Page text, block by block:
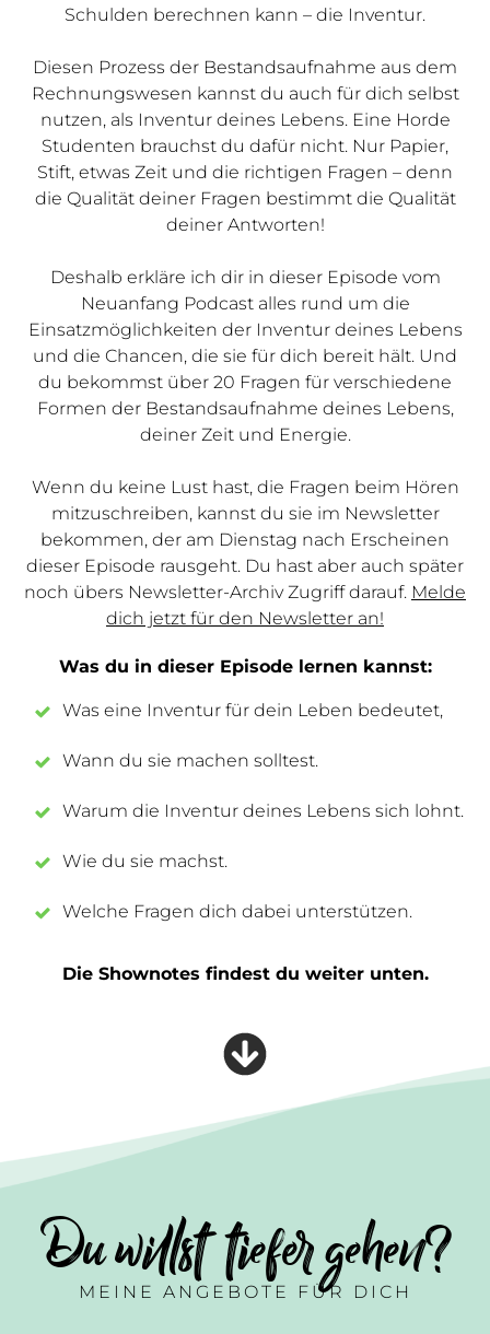
Schulden berechnen kann – die Inventur.
Diesen Prozess der Bestandsaufnahme aus dem
Rechnungswesen kannst du auch für dich selbst
nutzen, als Inventur deines Lebens. Eine Horde
Studenten brauchst du dafür nicht. Nur Papier,
Stift, etwas Zeit und die richtigen Fragen – denn
die Qualität deiner Fragen bestimmt die Qualität
deiner Antworten!
Deshalb erkläre ich dir in dieser Episode vom
Neuanfang Podcast alles rund um die
Einsatzmöglichkeiten der Inventur deines Lebens
und die Chancen, die sie für dich bereit hält. Und
du bekommst über 20 Fragen für verschiedene
Formen der Bestandsaufnahme deines Lebens,
deiner Zeit und Energie.
Wenn du keine Lust hast, die Fragen beim Hören
mitzuschreiben, kannst du sie im Newsletter
bekommen, der am Dienstag nach Erscheinen
dieser Episode rausgeht. Du hast aber auch später
noch übers Newsletter-Archiv Zugriff darauf. Melde
dich jetzt für den Newsletter an!
Was du in dieser Episode lernen kannst:
Was eine Inventur für dein Leben bedeutet,
Wann du sie machen solltest.
Warum die Inventur deines Lebens sich lohnt.
Wie du sie machst.
Welche Fragen dich dabei unterstützen.
Die Shownotes findest du weiter unten.
Du willst tiefer gehen?
MEINE ANGEBOTE FÜR DICH